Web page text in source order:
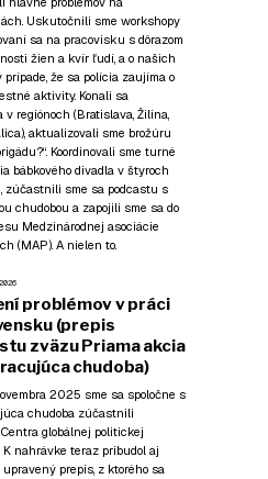
Uskutočnili sme workshopy
sa na pracovisku s dôrazom
žien a kvír ľudí, a o našich
prípade, že sa polícia zaujíma o
aktivity. Konali sa
regiónoch (Bratislava, Žilina,
aktualizovali sme brožúru
Koordinovali sme turné
bábkového divadla v štyroch
zúčastnili sme sa podcastu s
chudobou a zapojili sme sa do
Medzinárodnej asociácie
(MAP). A nielen to.
problémov v práci
(prepis
zväzu Priama akcia
chudoba)
2025 sme sa spoločne s
chudoba zúčastnili
globálnej politickej
K nahrávke teraz pribudol aj
prepis, z ktorého sa